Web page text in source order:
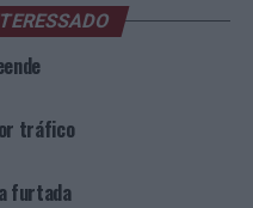
a medida de
Residência,
do processo em
tráfico
furtada